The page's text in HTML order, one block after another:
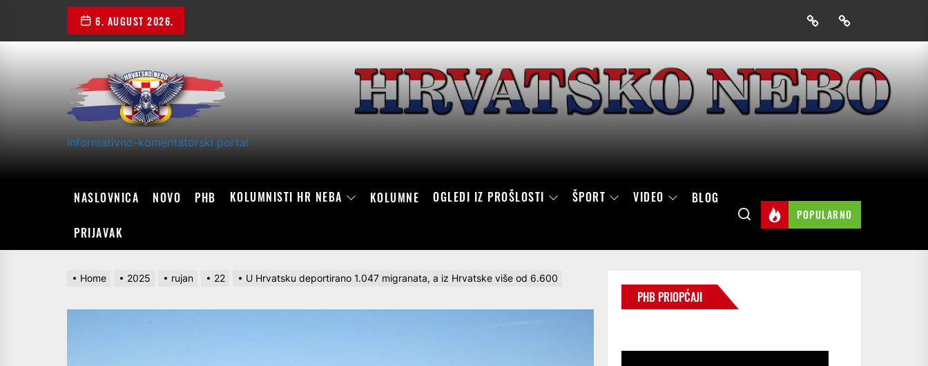
the
6. AUGUST 2026. PrijavakSkini
mobilnu
Hrvatskog
neba
Informativno-komentatorski portal
NASLOVNICA NOVO PHB KOLUMNISTI HR NEBA KOLUMNE OGLEDI IZ PROŠLOSTI ŠPORT VIDEO BLOG
PRIJAVAK
POPULARNO
Home 2025 rujan 22 U Hrvatsku deportirano 1.047 migranata, a iz Hrvatske više od 6.600
PHB PRIOPĆAJI